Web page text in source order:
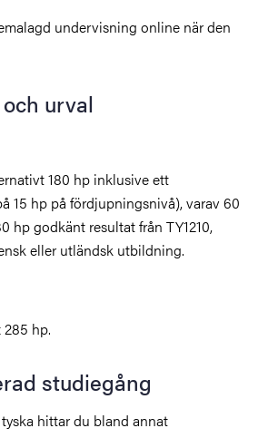
undervisning online när den
urval
180 hp inklusive ett
15 hp på fördjupningsnivå), varav 60
hp godkänt resultat från TY1210,
eller utländsk utbildning.
hp.
studiegång
hittar du bland annat